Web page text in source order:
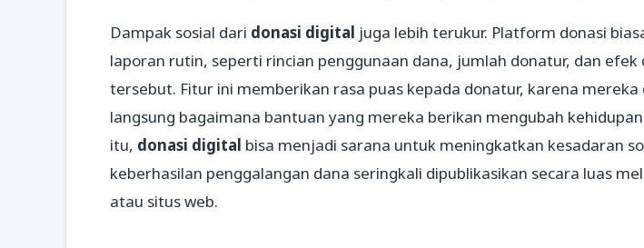
Dampak sosial dari donasi digital juga lebih terukur. Platform donasi
laporan rutin, seperti rincian penggunaan dana, jumlah donatur, dan efek
tersebut. Fitur ini memberikan rasa puas kepada donatur, karena
langsung bagaimana bantuan yang mereka berikan mengubah
itu, donasi digital bisa menjadi sarana untuk meningkatkan kesadaran
keberhasilan penggalangan dana seringkali dipublikasikan secara luas
atau situs web.